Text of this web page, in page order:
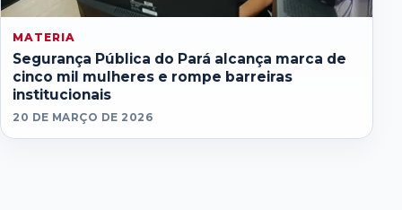
MATERIA
Segurança Pública do Pará alcança marca de
cinco mil mulheres e rompe barreiras
institucionais
20 DE MARÇO DE 2026